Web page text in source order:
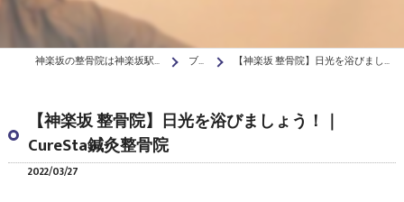
神楽坂の整骨院は神楽坂駅前Cure Sta鍼灸整骨院 ブログ 【神楽坂 整骨院】日光を浴びましょう！｜CureSta鍼灸整骨院
【神楽坂 整骨院】日光を浴びましょう！｜
CureSta鍼灸整骨院
2022/03/27